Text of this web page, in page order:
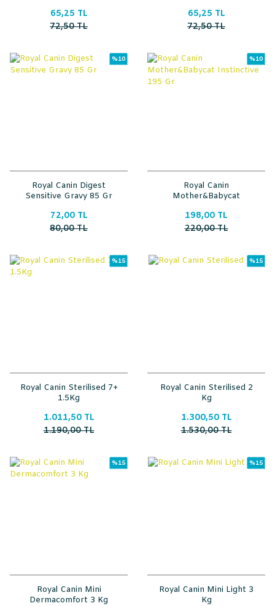
65,25 TL
72,50 TL
65,25 TL
72,50 TL
%10
Royal Canin Digest
Sensitive Gravy 85 Gr
72,00 TL
80,00 TL
%10
Royal Canin
Mother&Babycat
198,00 TL
220,00 TL
%15
Royal Canin Sterilised 7+
1.5Kg
1.011,50 TL
1.190,00 TL
%15
Royal Canin Sterilised 2
Kg
1.300,50 TL
1.530,00 TL
%15
Royal Canin Mini
Dermacomfort 3 Kg
%15
Royal Canin Mini Light 3
Kg